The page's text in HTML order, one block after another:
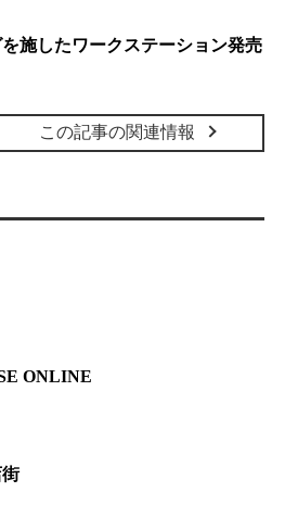
施したワークステーション発売
この記事の関連情報
ONLINE